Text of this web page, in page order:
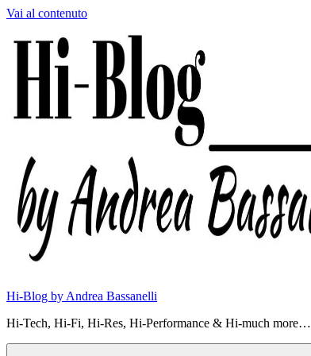
Vai al contenuto
Hi-Blog by Andrea Bassanelli
Hi-Tech, Hi-Fi, Hi-Res, Hi-Performance & Hi-much more…